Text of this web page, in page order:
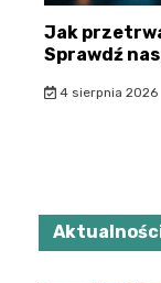
Jak
Sprawdź
4 sierpnia 2026